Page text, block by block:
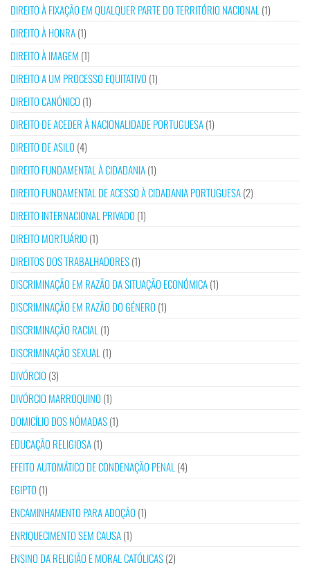
DIREITO À FIXAÇÃO EM QUALQUER PARTE DO TERRITÓRIO NACIONAL (1)
DIREITO À HONRA(1)
DIREITO À IMAGEM (1)
DIREITO A UM PROCESSO EQUITATIVO (1)
DIREITO CANÓNICO (1)
DIREITO DE ACEDER À NACIONALIDADE PORTUGUESA(1)
DIREITO DE ASILO (4)
DIREITO FUNDAMENTAL À CIDADANIA(1)
DIREITO FUNDAMENTAL DE ACESSO À CIDADANIA PORTUGUESA(2)
DIREITO INTERNACIONAL PRIVADO (1)
DIREITO MORTUÁRIO (1)
DIREITOS DOS TRABALHADORES(1)
DISCRIMINAÇÃO EM RAZÃO DA SITUAÇÃO ECONÓMICA(1)
DISCRIMINAÇÃO EM RAZÃO DO GÉNERO (1)
DISCRIMINAÇÃO RACIAL (1)
DISCRIMINAÇÃO SEXUAL (1)
DIVÓRCIO (3)
DIVÓRCIO MARROQUINO (1)
DOMICÍLIO DOS NÓMADAS(1)
EDUCAÇÃO RELIGIOSA(1)
EFEITO AUTOMÁTICO DE CONDENAÇÃO PENAL (4)
EGIPTO (1)
ENCAMINHAMENTO PARA ADOÇÃO (1)
ENRIQUECIMENTO SEM CAUSA(1)
ENSINO DA RELIGIÃO E MORAL CATÓLICAS(2)